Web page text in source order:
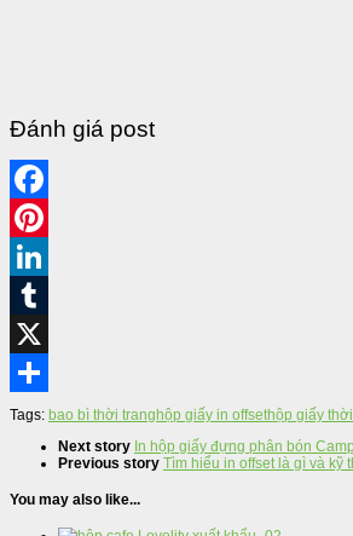
Đánh giá post
Tags: bao bì thời trang hộp giấy in offsethộp giấy
Next story In hộp giấy đựng phân bón
Previous story Tìm hiểu in offset là gì và kỹ
You may also like...